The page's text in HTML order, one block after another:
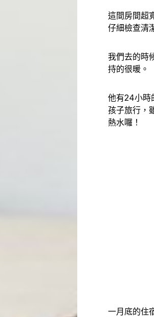
這間房間超
仔細檢查清
我們去的時
持的很暖。
他有24小時
孩子旅行，
熱水囉！
一月底的住